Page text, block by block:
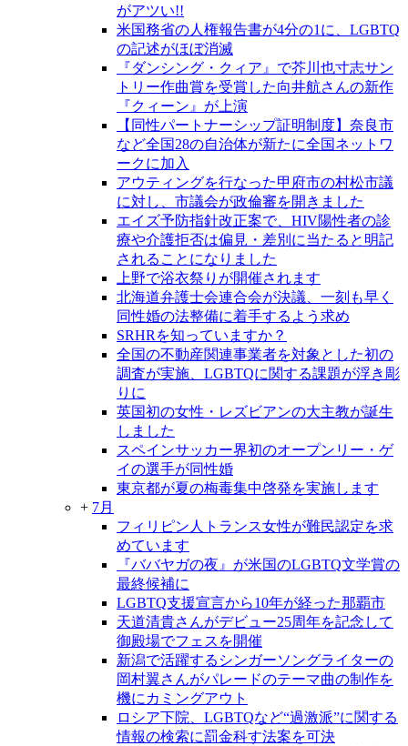
がアツい!!
米国務省の人権報告書が4分の1に、LGBTQ
の記述がほぼ消滅
『ダンシング・クィア』で芥川也寸志サン
トリー作曲賞を受賞した向井航さんの新作
『クィーン』が上演
【同性パートナーシップ証明制度】奈良市
など全国28の自治体が新たに全国ネットワ
ークに加入
アウティングを行なった甲府市の村松市議
に対し、市議会が政倫審を開きました
エイズ予防指針改正案で、HIV陽性者の診
療や介護拒否は偏見・差別に当たると明記
されることになりました
上野で浴衣祭りが開催されます
北海道弁護士会連合会が決議、一刻も早く
同性婚の法整備に着手するよう求め
SRHRを知っていますか？
全国の不動産関連事業者を対象とした初の
調査が実施、LGBTQに関する課題が浮き彫
りに
英国初の女性・レズビアンの大主教が誕生
しました
スペインサッカー界初のオープンリー・ゲ
イの選手が同性婚
東京都が夏の梅毒集中啓発を実施します
+ 7月
フィリピン人トランス女性が難民認定を求
めています
『ババヤガの夜』が米国のLGBTQ文学賞の
最終候補に
LGBTQ支援宣言から10年が経った那覇市
天道清貴さんがデビュー25周年を記念して
御殿場でフェスを開催
新潟で活躍するシンガーソングライターの
岡村翼さんがパレードのテーマ曲の制作を
機にカミングアウト
ロシア下院、LGBTQなど“過激派”に関する
情報の検索に罰金科す法案を可決